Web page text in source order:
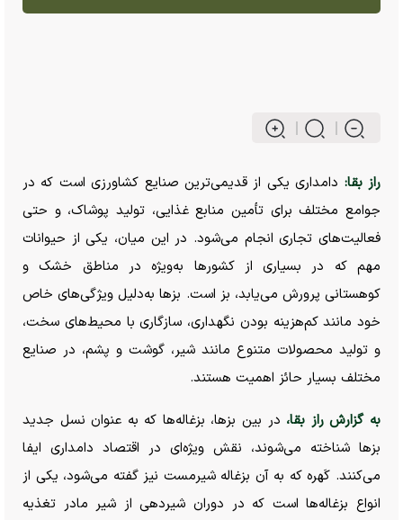
راز بقا: دامداری یکی از قدیمی‌ترین صنایع کشاورزی است که در
جوامع مختلف برای تأمین منابع غذایی، تولید پوشاک، و حتی
فعالیت‌های تجاری انجام می‌شود. در این میان، یکی از حیوانات
مهم که در بسیاری از کشورها به‌ویژه در مناطق خشک و
کوهستانی پرورش می‌یابد، بز است. بزها به‌دلیل ویژگی‌های خاص
خود مانند کم‌هزینه بودن نگهداری، سازگاری با محیط‌های سخت،
و تولید محصولات متنوع مانند شیر، گوشت و پشم، در صنایع
مختلف بسیار حائز اهمیت هستند.
به گزارش راز بقا، در بین بزها، بزغاله‌ها که به عنوان نسل جدید
بزها شناخته می‌شوند، نقش ویژه‌ای در اقتصاد دامداری ایفا
می‌کنند. کَهره که به آن بزغاله شیرمست نیز گفته می‌شود، یکی از
انواع بزغاله‌ها است که در دوران شیردهی از شیر مادر تغذیه